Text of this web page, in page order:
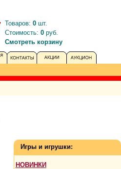
Товаров: 0 шт.
Стоимость: 0 руб.
Смотреть корзину
Игры и игрушки:
НОВИНКИ